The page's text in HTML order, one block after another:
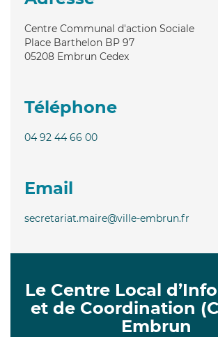
Centre Communal d'action Sociale
Place Barthelon BP 97
05208 Embrun Cedex
Téléphone
04 92 44 66 00
Email
secretariat.maire@ville-embrun.fr
Le Centre Local
et de Coordination
Embrun